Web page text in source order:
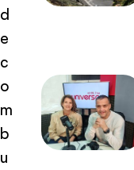
d
e
c
o
m
b
u